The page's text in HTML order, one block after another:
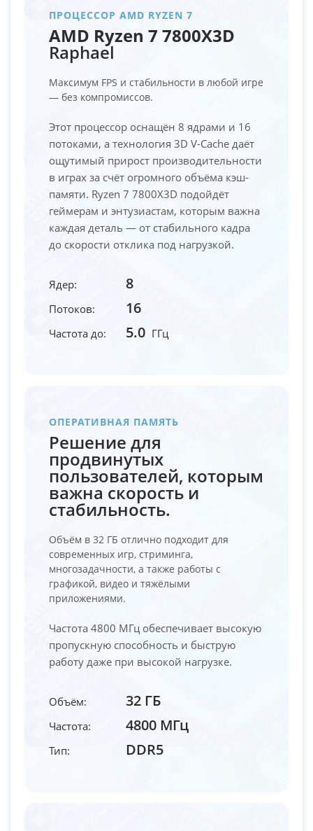
ПРОЦЕССОР AMD RYZEN 7
AMD Ryzen 7 7800X3D
Raphael
Максимум FPS и стабильности в любой игре
— без компромиссов.
Этот процессор оснащён 8 ядрами и 16
потоками, а технология 3D V-Cache даёт
ощутимый прирост производительности
в играх за счёт огромного объёма кэш-
памяти. Ryzen 7 7800X3D подойдёт
геймерам и энтузиастам, которым важна
каждая деталь — от стабильного кадра
до скорости отклика под нагрузкой.
Ядер: 8
Потоков: 16
Частота до: 5.0 ГГц
ОПЕРАТИВНАЯ ПАМЯТЬ
Решение для
продвинутых
пользователей, которым
важна скорость и
стабильность.
Объём в 32 ГБ отлично подходит для
современных игр, стриминга,
многозадачности, а также работы с
графикой, видео и тяжёлыми
приложениями.
Частота 4800 МГц обеспечивает высокую
пропускную способность и быструю
работу даже при высокой нагрузке.
Объём: 32 ГБ
Частота: 4800 МГц
Тип: DDR5